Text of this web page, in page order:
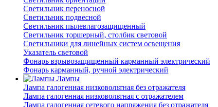
Светильник переносной
Светильник подвесной
Светильник пылевлагозащищенный
Светильник торшерный, столбик световой
Светильники для линейных систем освещения
Указатель световой
Фонарь взрывозащищенный карманный электрический
Фонарь карманный, ручной электрический
Лампы
Лампа галогенная низковольтная без отражателя
Лампа галогенная низковольтная с отражателем
Лампа галогенная сетевого напряжения без отражателя